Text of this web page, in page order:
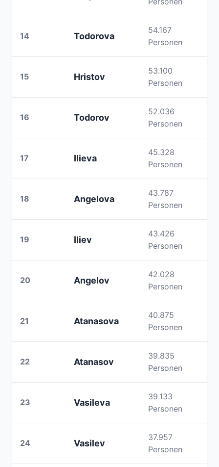
14 Todorova
54.167
Personen
15 Hristov
53.100
Personen
16 Todorov
52.036
Personen
17 Ilieva
45.328
Personen
18 Angelova
43.787
Personen
19 Iliev
43.426
Personen
20 Angelov
42.028
Personen
21 Atanasova
40.875
Personen
22 Atanasov
39.835
Personen
23 Vasileva
39.133
Personen
24 Vasilev
37.957
Personen